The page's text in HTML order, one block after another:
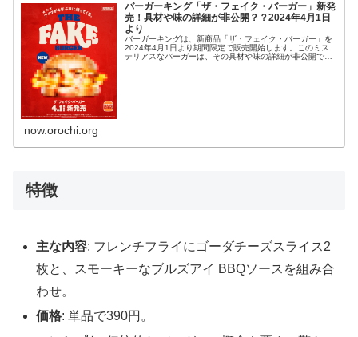
バーガーキング「ザ・フェイク・バーガー」新発
売！具材や味の詳細が非公開？？2024年4月1日
より
バーガーキングは、新商品「ザ・フェイク・バーガー」を
2024年4月1日より期間限定で販売開始します。このミス
テリアスなバーガーは、その具材や味の詳細が非公開で、
now.orochi.org
特徴
主な内容: フレンチフライにゴーダチーズスライス2
枚と、スモーキーなブルズアイ BBQソースを組み合
わせ。
価格: 単品で390円。